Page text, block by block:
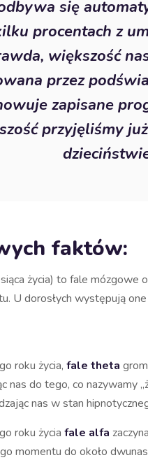
się
procentach z
większość
przez
zapisane
przyjęliśmy
faktów:
życia) to fale mózgowe
U dorosłych występują
roku życia, fale theta
nas do tego, co nazywamy
nas w stan
roku życia fale alfa
momentu do około